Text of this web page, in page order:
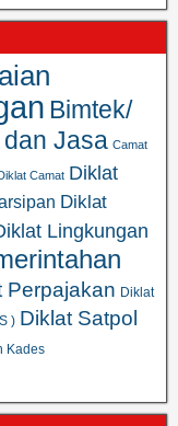
Bimtek/
Jasa Camat
Diklat Camat Diklat
Diklat
Lingkungan
Perpajakan Diklat
) Diklat Satpol
Kades